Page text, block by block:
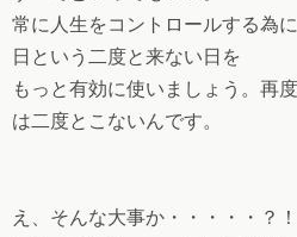
常に人生をコントロールする為
日という二度と来ない日を
もっと有効に使いましょう。再
は二度とこないんです。
え、そんな大事か・・・・・？！